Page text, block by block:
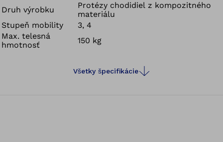
Protéza Triton umožňuje dynamickú a intenzívnu chôdzu
a poskytuje vám mobilitu na najvyššej úrovni, aby ste
mali možnosť sami si stanoviť svoje ciele a dosiahnuť ich.
Buďte pripravení na nové dobrodružstvá!
Druh výrobku
Protézy chodidiel z kompozitného
materiálu
Stupeň mobility
3, 4
Max. telesná
hmotnosť
150 kg
Všetky špecifikácie